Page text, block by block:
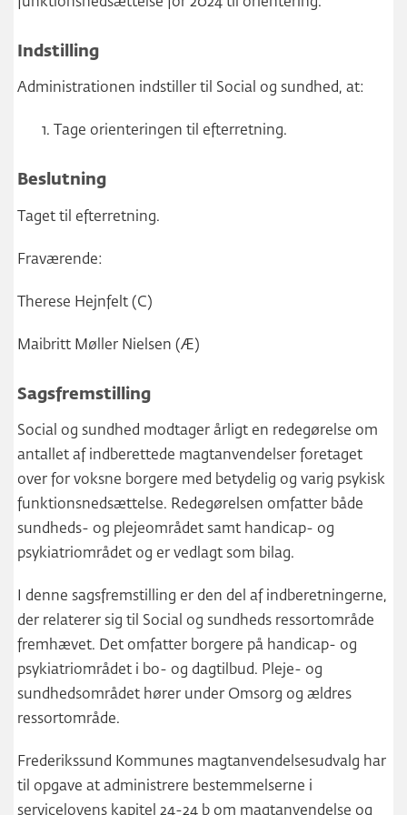
Indstilling
Administrationen indstiller til Social og sundhed, at:
Tage orienteringen til efterretning.
Beslutning
Taget til efterretning.
Fraværende:
Therese Hejnfelt (C)
Maibritt Møller Nielsen (Æ)
Sagsfremstilling
Social og sundhed modtager årligt en redegørelse om
antallet af indberettede magtanvendelser foretaget
over for voksne borgere med betydelig og varig psykisk
funktionsnedsættelse. Redegørelsen omfatter både
sundheds- og plejeområdet samt handicap- og
psykiatriområdet og er vedlagt som bilag.
I denne sagsfremstilling er den del af indberetningerne,
der relaterer sig til Social og sundheds ressortområde
fremhævet. Det omfatter borgere på handicap- og
psykiatriområdet i bo- og dagtilbud. Pleje- og
sundhedsområdet hører under Omsorg og ældres
ressortområde.
Frederikssund Kommunes magtanvendelsesudvalg har
til opgave at administrere bestemmelserne i
servicelovens kapitel 24-24 b om magtanvendelse og